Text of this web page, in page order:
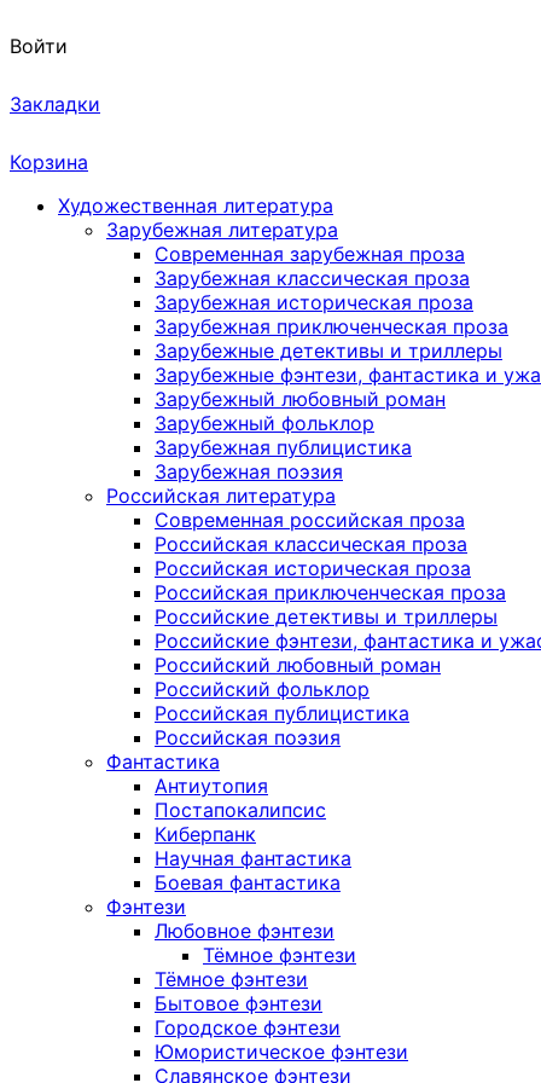
Войти
Закладки
Корзина
Художественная литература
Зарубежная литература
Современная зарубежная проза
Зарубежная классическая проза
Зарубежная историческая проза
Зарубежная приключенческая проза
Зарубежные детективы и триллеры
Зарубежные фэнтези, фантастика и
Зарубежный любовный роман
Зарубежный фольклор
Зарубежная публицистика
Зарубежная поэзия
Российская литература
Современная российская проза
Российская классическая проза
Российская историческая проза
Российская приключенческая проза
Российские детективы и триллеры
Российские фэнтези, фантастика и
Российский любовный роман
Российский фольклор
Российская публицистика
Российская поэзия
Фантастика
Антиутопия
Постапокалипсис
Киберпанк
Научная фантастика
Боевая фантастика
Фэнтези
Любовное фэнтези
Тёмное фэнтези
Тёмное фэнтези
Бытовое фэнтези
Городское фэнтези
Юмористическое фэнтези
Славянское фэнтези